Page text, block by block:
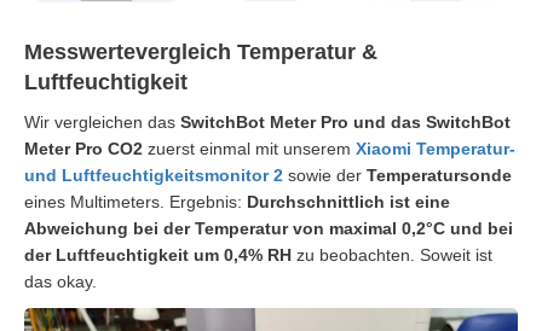
Messwertevergleich Temperatur &
Luftfeuchtigkeit
Wir vergleichen das SwitchBot Meter Pro und das SwitchBot
Meter Pro CO2 zuerst einmal mit unserem Xiaomi Temperatur-
und Luftfeuchtigkeitsmonitor 2 sowie der Temperatursonde
eines Multimeters. Ergebnis: Durchschnittlich ist eine
Abweichung bei der Temperatur von maximal 0,2°C und bei
der Luftfeuchtigkeit um 0,4% RH zu beobachten. Soweit ist
das okay.